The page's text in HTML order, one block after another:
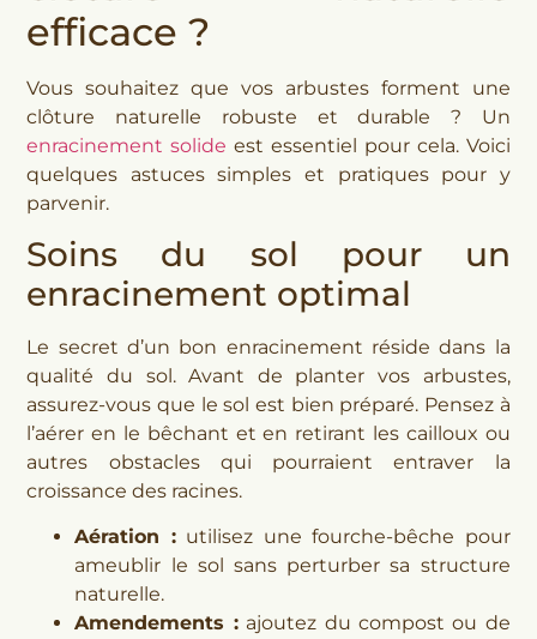
efficace ?
Vous souhaitez que vos arbustes forment une
clôture naturelle robuste et durable ? Un
enracinement solide est essentiel pour cela. Voici
quelques astuces simples et pratiques pour y
parvenir.
Soins du sol pour un
enracinement optimal
Le secret d’un bon enracinement réside dans la
qualité du sol. Avant de planter vos arbustes,
assurez-vous que le sol est bien préparé. Pensez à
l’aérer en le bêchant et en retirant les cailloux ou
autres obstacles qui pourraient entraver la
croissance des racines.
Aération :utilisez une fourche-bêche pour
ameublir le sol sans perturber sa structure
naturelle.
Amendements :ajoutez du compost ou de